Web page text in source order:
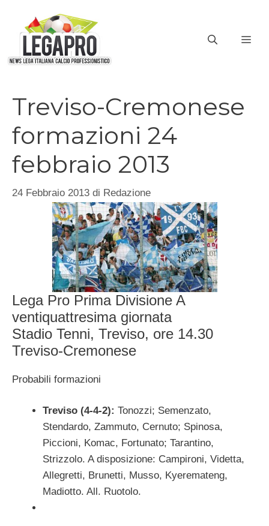
contenuto
Treviso-Cremonese
formazioni 24
febbraio 2013
24 Febbraio 2013 di Redazione
Lega Pro Prima Divisione A
ventiquattresima giornata
Stadio Tenni, Treviso, ore 14.30
Treviso-Cremonese
Probabili formazioni
Treviso (4-4-2): Tonozzi; Semenzato,
Stendardo, Zammuto, Cernuto; Spinosa,
Piccioni, Komac, Fortunato; Tarantino,
Strizzolo. A disposizione: Campironi, Videtta,
Allegretti, Brunetti, Musso, Kyeremateng,
Madiotto. All. Ruotolo.